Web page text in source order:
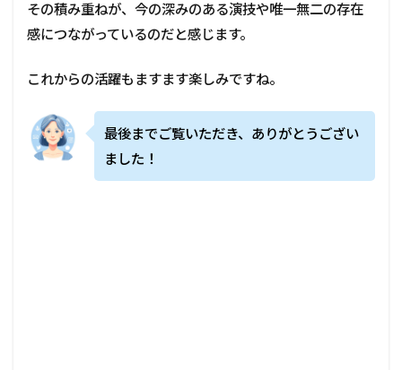
その積み重ねが、今の深みのある演技や唯一無二の存在
感につながっているのだと感じます。
これからの活躍もますます楽しみですね。
最後までご覧いただき、ありがとうござい
ました！